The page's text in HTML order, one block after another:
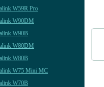
W59R Pro
W90DM
W90B
W80DM
W80B
W75 Mini MC
W70B